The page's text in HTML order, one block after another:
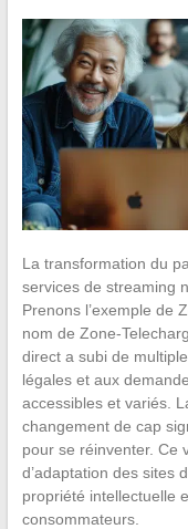
La transformation du
services de streaming
Prenons l’exemple de
nom de Zone-
direct a subi de
légales et aux
accessibles et variés.
changement de cap
pour se réinventer. Ce
d’adaptation des sites
propriété intellectuelle
consommateurs.